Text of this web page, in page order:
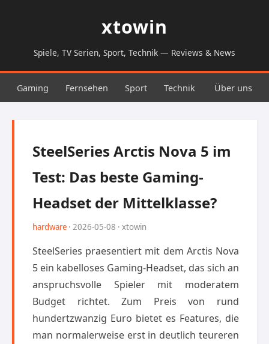
xtowin
Spiele, TV Serien, Sport, Technik — Reviews & News
Gaming Fernsehen Sport Technik Über uns
SteelSeries Arctis Nova 5 im
Test: Das beste Gaming-
Headset der Mittelklasse?
hardware · 2026-05-08 · xtowin
SteelSeries praesentiert mit dem Arctis Nova
5 ein kabelloses Gaming-Headset, das sich an
anspruchsvolle Spieler mit moderatem
Budget richtet. Zum Preis von rund
hundertzwanzig Euro bietet es Features, die
man normalerweise erst in deutlich teureren